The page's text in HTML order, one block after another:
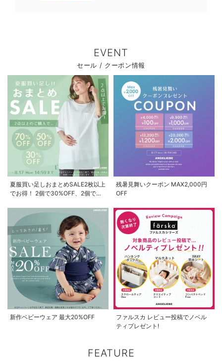
EVENT
セール / クーポン情報
夏服買い足しおまとめSALE2枚以上
でお得！ 2個で30%OFF、2個で
残暑見舞いクーポン MAX2,000円
OFF
新作ベビーウェア 最大20%OFF
ファルスカ レビュー投稿でノベル
ティプレゼント!
FEATURE